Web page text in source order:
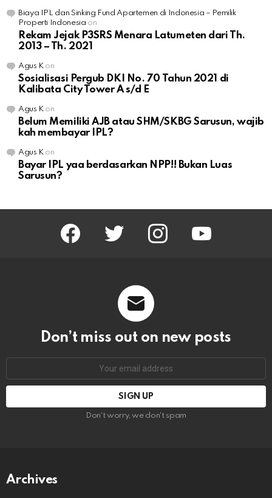
Biaya IPL dan Sinking Fund Apartemen di Indonesia – Pemilik
Properti Indonesia on
Rekam Jejak P3SRS Menara Latumeten dari Th.
2013 – Th. 2021
Agus Kon
Sosialisasi Pergub DKI No. 70 Tahun 2021 di
Kalibata City Tower A s/d E
Agus Kon
Belum Memiliki AJB atau SHM/SKBG Sarusun, wajib
kah membayar IPL?
Agus Kon
Bayar IPL yaa berdasarkan NPP!! Bukan Luas
Sarusun?
facebook twitter instagram youtube
Don’t miss out on new posts
Don't worry, we don't spam
Archives